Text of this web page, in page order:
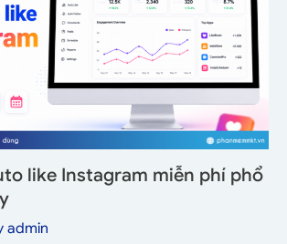
like Instagram miễn phí phổ
admin